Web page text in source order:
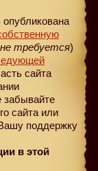
требуется)
сайта
забывайте
сайта или
поддержку
в этой